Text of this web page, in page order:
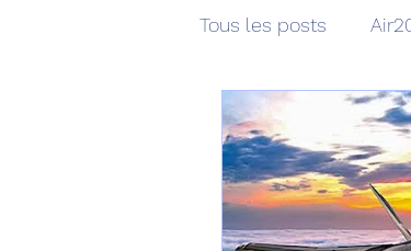
Tous les posts
Aviation & Défense
Patrimoine